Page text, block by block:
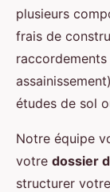
plusieurs
frais de
études de sol
Notre équipe
votre dossier
structurer